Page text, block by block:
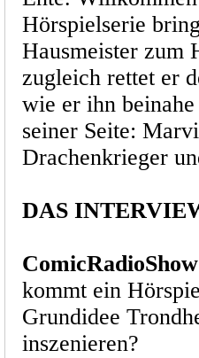
Hörspielserie
Hausmeister zum
zugleich rettet er
wie er ihn
seiner Seite:
Drachenkrieger
DAS
ComicRadioShow
kommt ein
Grundidee
inszenieren?